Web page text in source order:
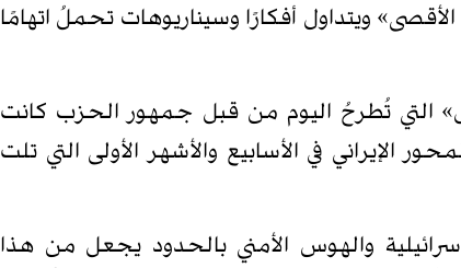
ويتداول أفكارًا وسيناريوهات تحملُ اتهامًا
التي تُطرحُ اليوم من قبل جمهور الحزب كانت
في الأسابيع والأشهر الأولى التي تلت
والهوس الأمني بالحدود يجعل من هذا